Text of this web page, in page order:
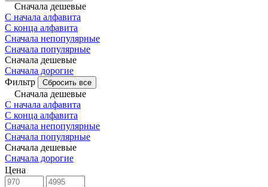
Сначала дешевые
С начала алфавита
С конца алфавита
Сначала непопулярные
Сначала популярные
Сначала дешевые
Сначала дорогие
Фильтр
Сбросить все
Сначала дешевые
С начала алфавита
С конца алфавита
Сначала непопулярные
Сначала популярные
Сначала дешевые
Сначала дорогие
Цена